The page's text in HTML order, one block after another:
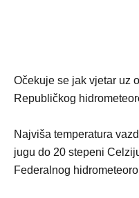
Očekuje se jak vjetar uz
Republičkog
Najviša temperatura
jugu do 20 stepeni
Federalnog